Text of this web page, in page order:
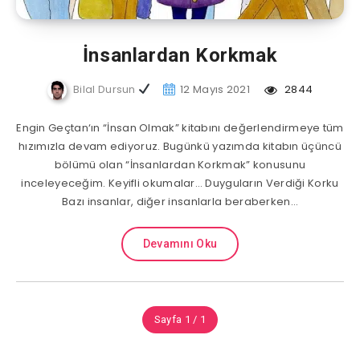
İnsanlardan Korkmak
Bilal Dursun 12 Mayıs 2021 2844
Engin Geçtan‘ın “İnsan Olmak” kitabını değerlendirmeye tüm
hızımızla devam ediyoruz. Bugünkü yazımda kitabın üçüncü
bölümü olan “İnsanlardan Korkmak” konusunu
inceleyeceğim. Keyifli okumalar… Duyguların Verdiği Korku
Bazı insanlar, diğer insanlarla beraberken…
Devamını Oku
Sayfa 1 / 1